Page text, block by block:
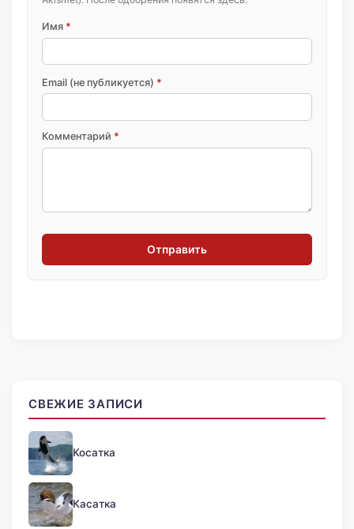
Имя *
Email (не публикуется) *
Комментарий *
Отправить
СВЕЖИЕ ЗАПИСИ
Косатка
Касатка